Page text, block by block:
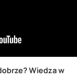
Wiedza w